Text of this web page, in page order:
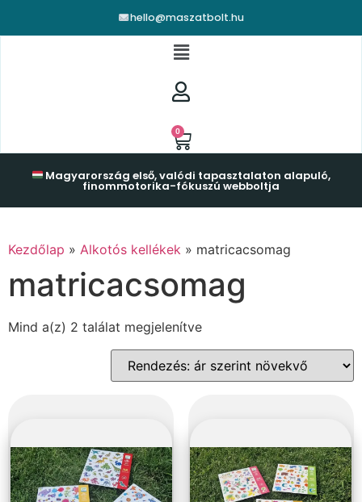
hello@maszatbolt.hu
0
Magyarország első, valódi tapasztalaton alapuló,
finommotorika-fókuszú webboltja
Kezdőlap » Alkotós kellékek » matricacsomag
matricacsomag
Mind a(z) 2 találat megjelenítve